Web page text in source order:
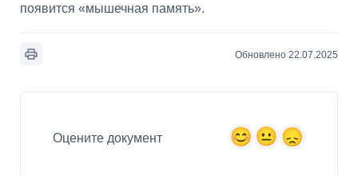
появится «мышечная память».
Обновлено 22.07.2025
Оцените документ